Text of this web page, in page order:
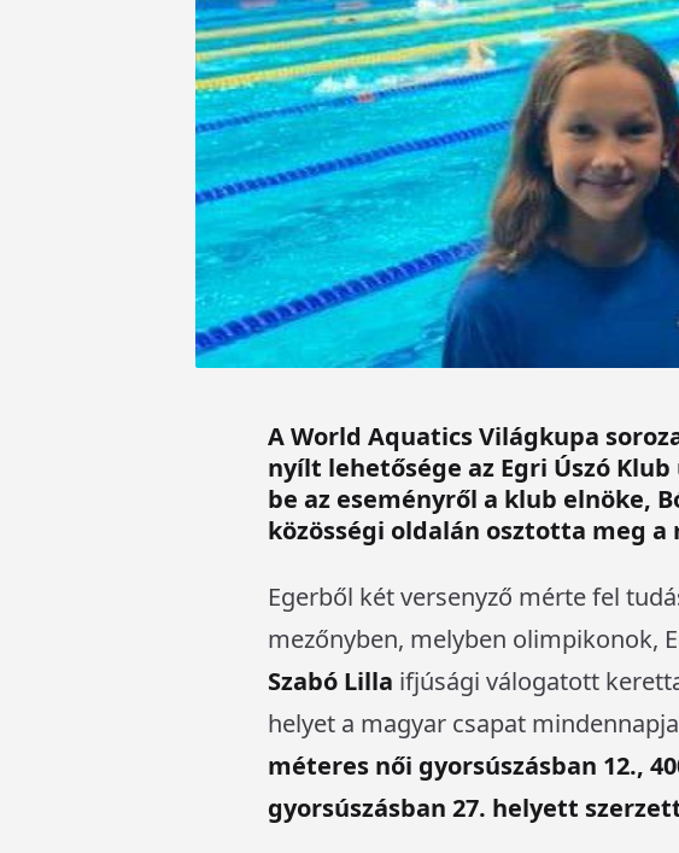
A World Aquatics Világkupa
nyílt lehetősége az Egri Úszó
be az eseményről a klub elnöke,
közösségi oldalán osztotta meg
Egerből két versenyző mérte fel
mezőnyben, melyben olimpikonok,
Szabó Lilla ifjúsági válogatott
helyet a magyar csapat
méteres női gyorsúszásban 12.,
gyorsúszásban 27. helyett